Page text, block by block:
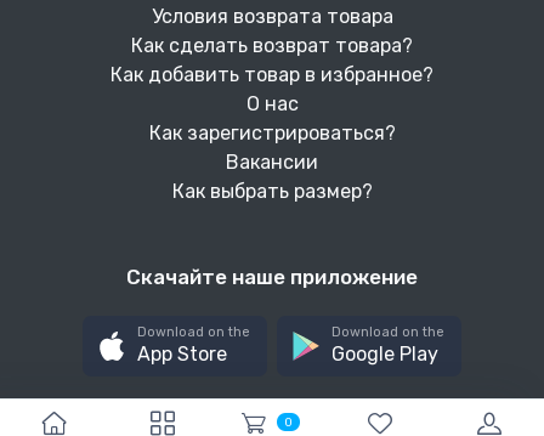
0
Условия возврата товара
Как сделать возврат товара?
Как добавить товар в избранное?
О нас
Как зарегистрироваться?
Вакансии
Как выбрать размер?
Скачайте наше приложение
Download on the
App Store
Download on the
Google Play